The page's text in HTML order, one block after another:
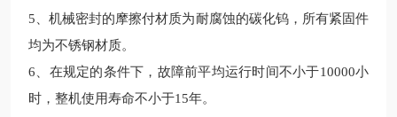
5 、机械密封的摩擦付材质为耐腐蚀的碳化钨，所有紧固件
均为不锈钢材质。
6 、在规定的条件下，故障前平均运行时间不小于10000小
时，整机使用寿命不小于15年。